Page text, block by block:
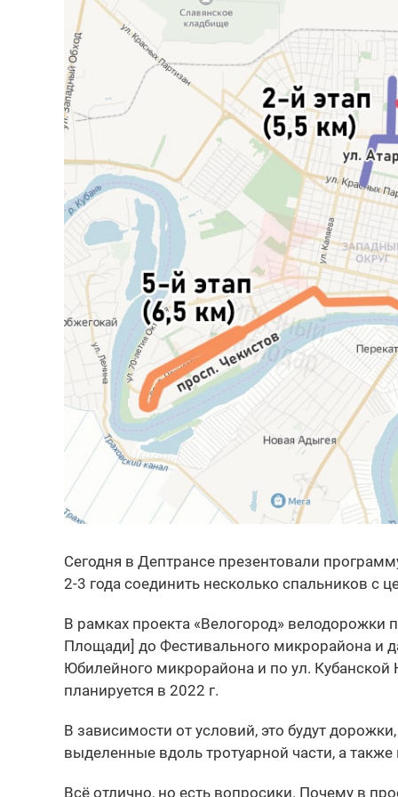
Сегодня в Дептрансе презентовали
2-3 года соединить несколько спальников с
В рамках проекта «Велогород» велодорожки
Площади] до Фестивального микрорайона и
Юбилейного микрорайона и по ул. Кубанской
планируется в 2022 г.
В зависимости от условий, это будут
выделенные вдоль тротуарной части, а
Всё отлично, но есть вопросики. Почему в